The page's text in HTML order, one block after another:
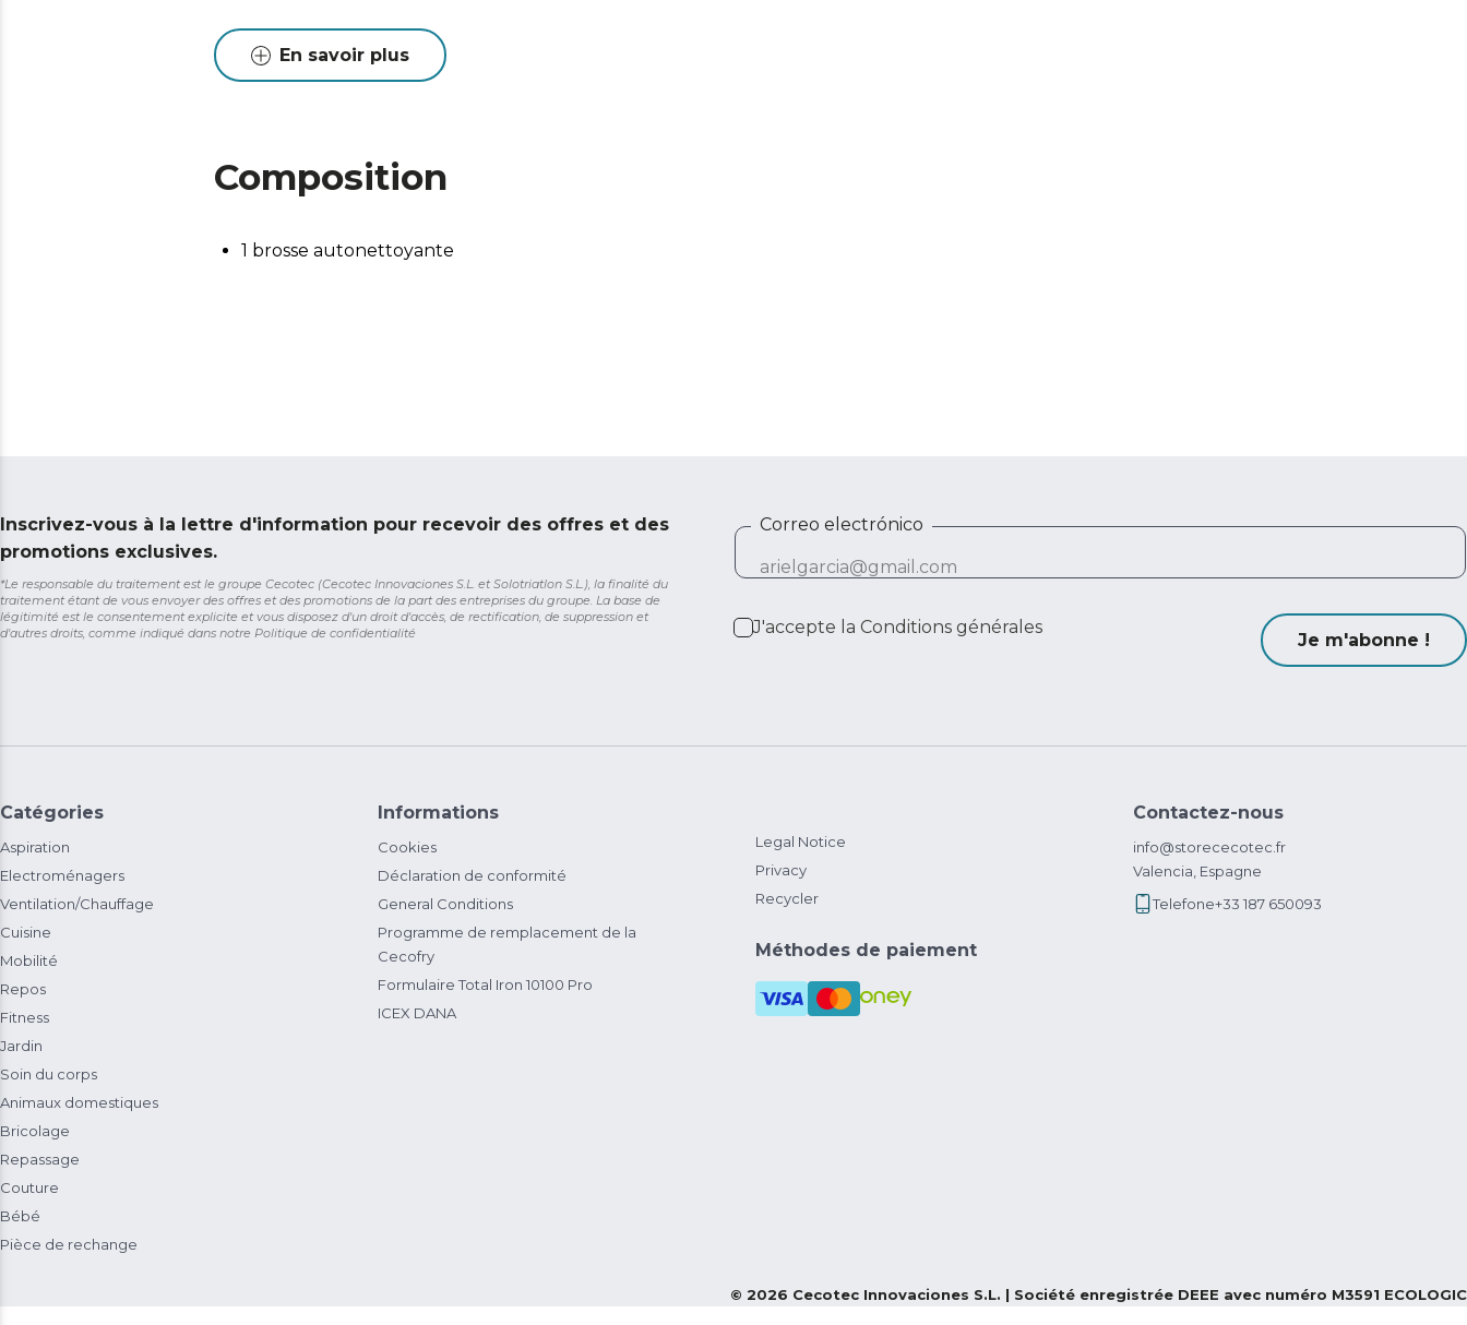
En savoir plus
Composition
1 brosse autonettoyante
Inscrivez-vous à la lettre d'information pour recevoir des offres et des
promotions exclusives.
*Le responsable du traitement est le groupe Cecotec (Cecotec Innovaciones S.L. et Solotriatlon S.L.), la finalité du
traitement étant de vous envoyer des offres et des promotions de la part des entreprises du groupe. La base de
légitimité est le consentement explicite et vous disposez d'un droit d'accès, de rectification, de suppression et
d'autres droits, comme indiqué dans notre Politique de confidentialité
Correo electrónico
J'accepte la Conditions générales
Je m'abonne !
Catégories
Aspiration
Electroménagers
Ventilation/Chauffage
Cuisine
Mobilité
Repos
Fitness
Jardin
Soin du corps
Animaux domestiques
Bricolage
Repassage
Couture
Bébé
Pièce de rechange
Informations
Cookies
Déclaration de conformité
General Conditions
Programme de remplacement de la
Cecofry
Formulaire Total Iron 10100 Pro
ICEX DANA
Legal Notice
Privacy
Recycler
Méthodes de paiement
Contactez-nous
info@storececotec.fr
Valencia, Espagne
Telefone+33 187 650093
© 2026 Cecotec Innovaciones S.L. | Société enregistrée DEEE avec numéro M3591 ECOLOGIC